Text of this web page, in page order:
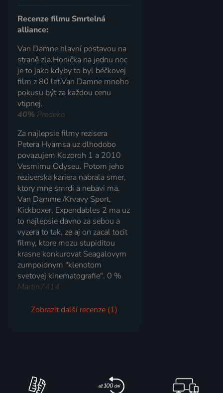
Recenze filmu Smrtelná
alliance:
Van Damne hlavní postavou na
straně zla.Honička na jednu noc
je to jako kdyby to byl béčkovej
film z 80 let.Van Damne mnoho
pokusu být za každou cenu
vtipnej.
40% Predeko
Za najlepsie filmy rezisera
Petera Hyamsa uz dlhodobo
povazujem Kozoroh 1 a 2010
Vesmirnu Odyseu. Potom jeho
reziserska kariera nabrala smer,
ktory mne smrdi a nebavi ma.
Van Damme /Krvavy Sport,
Kickboxer, Expendables 2 ma uz
to najlepsie davno za sebou a
vyzera to tak, ze aj on zacal tocit
filmy, ktore mozu stupiditou
krasne konkurovat Seagalovym
zumpoidnym "klenotom
svetovej kinematografie". 0 %
Martin7414
Zobrazit další recenze (1)